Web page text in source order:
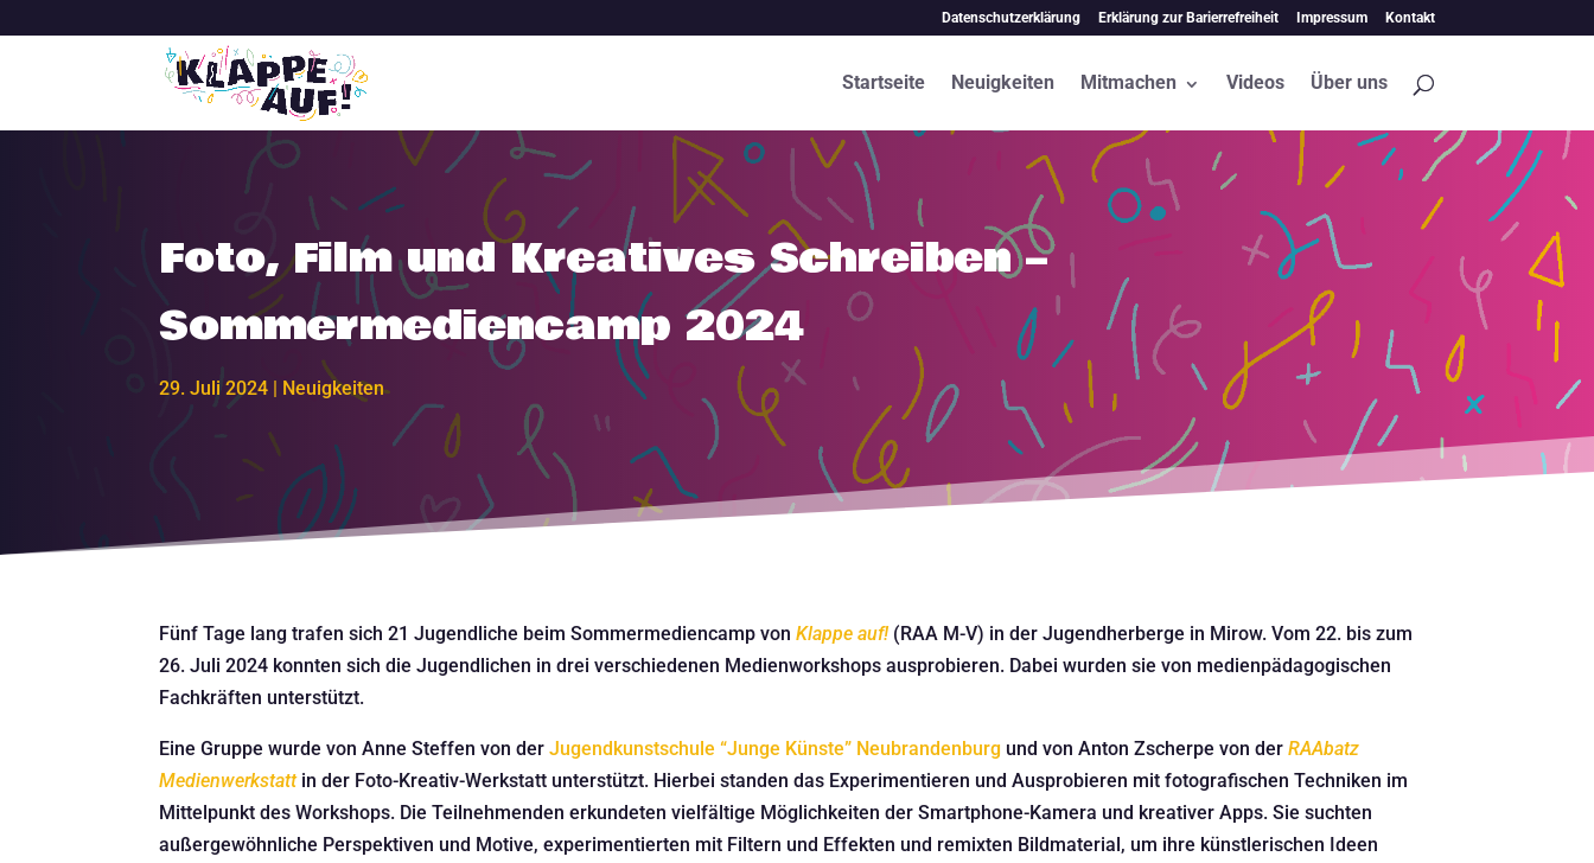
Datenschutzerklärung Erklärung zur Barierrefreiheit Impressum Kontakt
Startseite Neuigkeiten Mitmachen Videos Über uns
Foto, Film und Kreatives Schreiben –
Sommermediencamp 2024
29. Juli 2024 | Neuigkeiten
Fünf Tage lang trafen sich 21 Jugendliche beim Sommermediencamp vonKlappe auf!(RAA M-V) in der Jugendherberge in Mirow. Vom 22. bis zum
26. Juli 2024 konnten sich die Jugendlichen in drei verschiedenen Medienworkshops ausprobieren. Dabei wurden sie von medienpädagogischen
Fachkräften unterstützt.
Eine Gruppe wurde von Anne Steffen von derJugendkunstschule “Junge Künste” Neubrandenburg und von Anton Zscherpe von derRAAbatz
Medienwerkstatt in der Foto-Kreativ-Werkstatt unterstützt. Hierbei standen das Experimentieren und Ausprobieren mit fotografischen Techniken im
Mittelpunkt des Workshops. Die Teilnehmenden erkundeten vielfältige Möglichkeiten der Smartphone-Kamera und kreativer Apps. Sie suchten
außergewöhnliche Perspektiven und Motive, experimentierten mit Filtern und Effekten und remixten Bildmaterial, um ihre künstlerischen Ideen